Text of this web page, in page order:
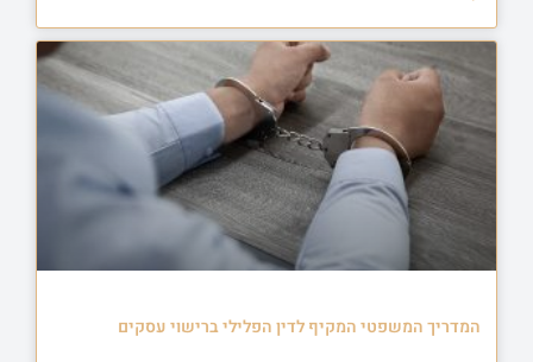
המדריך המשפטי המקיף לדין הפלילי ברישוי עסקים